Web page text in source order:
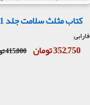
کتاب مثلث سلامت جلد 1 و 2
فارابی
352,750 تومان 415,000 تومان